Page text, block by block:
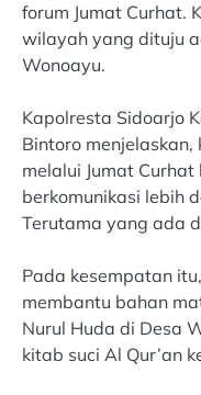
forum Jumat Curhat.
wilayah yang dituju
Wonoayu.
Kapolresta Sidoarjo
Bintoro
melalui Jumat
berkomunikasi lebih
Terutama yang ada
Pada kesempatan
membantu bahan
Nurul Huda di Desa
kitab suci Al Qur’an